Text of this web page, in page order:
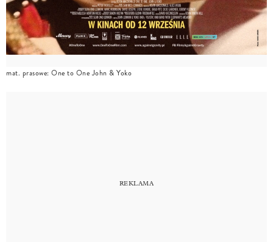
mat. prasowe: One to One John & Yoko